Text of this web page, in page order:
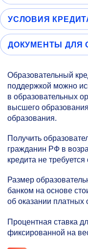
УСЛОВИЯ
ДОКУМЕНТЫ ДЛЯ
Образовательный
поддержкой можно
в образовательных
высшего
образования.
Получить
гражданин РФ в
кредита не
Размер
банком на основе
об оказании платных
Процентная ставка
фиксированной на